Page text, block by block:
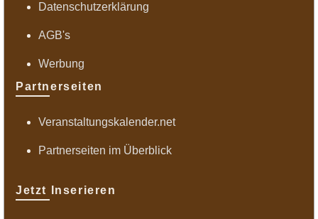
Datenschutzerklärung
AGB's
Werbung
Partnerseiten
Veranstaltungskalender.net
Partnerseiten im Überblick
Jetzt Inserieren